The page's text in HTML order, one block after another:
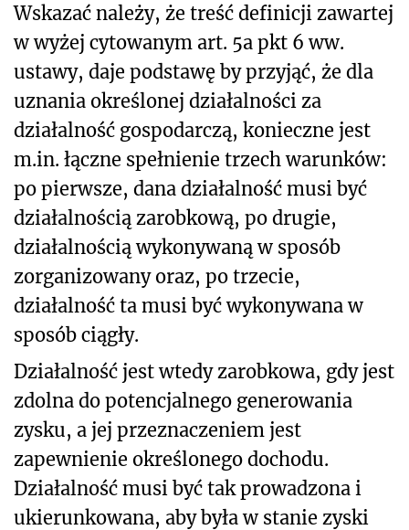
Wskazać należy, że treść definicji zawartej
w wyżej cytowanym art. 5a pkt 6 ww.
ustawy, daje podstawę by przyjąć, że dla
uznania określonej działalności za
działalność gospodarczą, konieczne jest
m.in. łączne spełnienie trzech warunków:
po pierwsze, dana działalność musi być
działalnością zarobkową, po drugie,
działalnością wykonywaną w sposób
zorganizowany oraz, po trzecie,
działalność ta musi być wykonywana w
sposób ciągły.
Działalność jest wtedy zarobkowa, gdy jest
zdolna do potencjalnego generowania
zysku, a jej przeznaczeniem jest
zapewnienie określonego dochodu.
Działalność musi być tak prowadzona i
ukierunkowana, aby była w stanie zyski